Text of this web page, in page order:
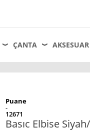
ÇANTA AKSESUAR
Puane
-
12671
Basıc Elbise